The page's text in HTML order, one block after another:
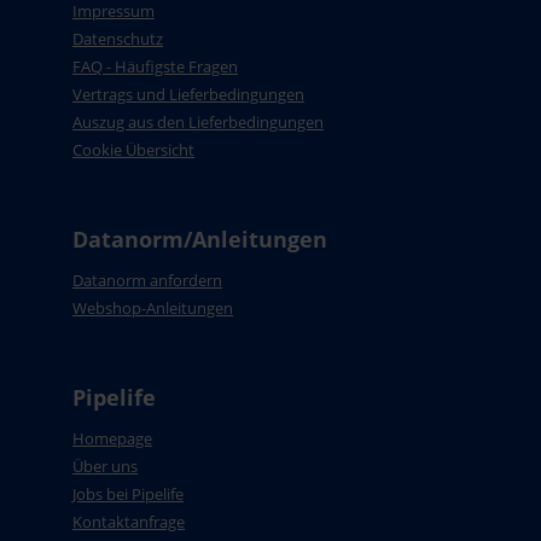
Impressum
Datenschutz
FAQ - Häufigste Fragen
Vertrags und Lieferbedingungen
Auszug aus den Lieferbedingungen
Cookie Übersicht
Datanorm/Anleitungen
Datanorm anfordern
Webshop-Anleitungen
Pipelife
Homepage
Über uns
Jobs bei Pipelife
Kontaktanfrage